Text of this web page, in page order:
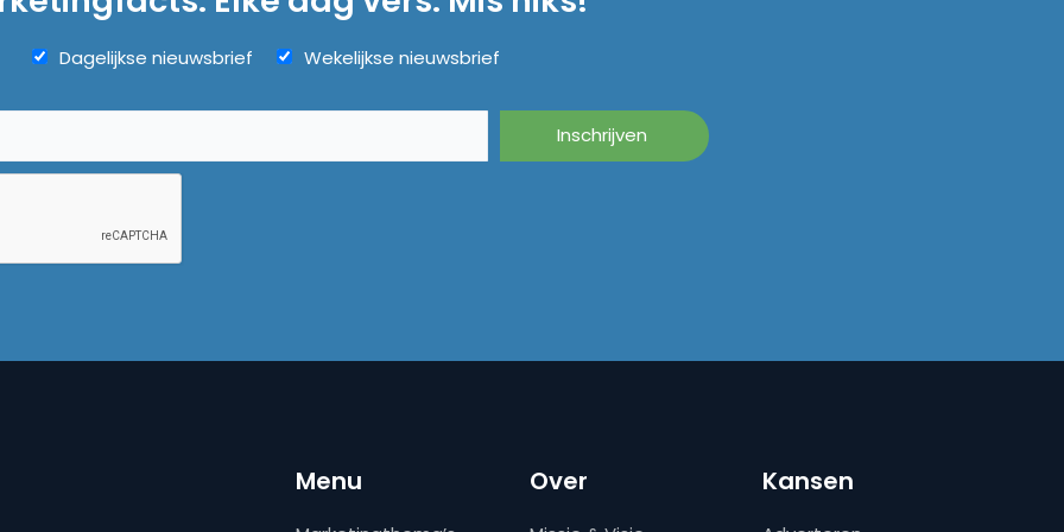
Dagelijkse nieuwsbrief Wekelijkse nieuwsbrief
Menu Over Kansen